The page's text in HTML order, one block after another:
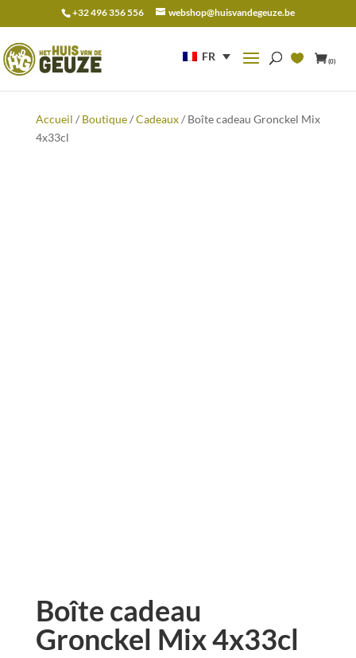
+32 496 356 556 webshop@huisvandegeuze.be
FR (0)
pour :
Accueil / Boutique/Cadeaux/ Boîte cadeau Gronckel Mix
4x33cl
Boîte cadeau
Gronckel Mix 4x33cl